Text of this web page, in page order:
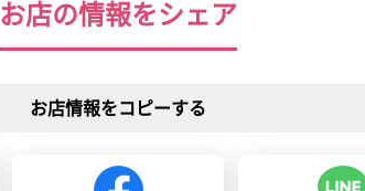
お店の情報をシェア
お店情報をコピーする